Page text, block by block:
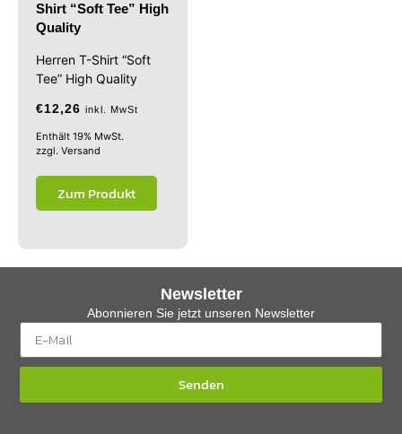
Shirt “Soft Tee” High
Quality
Herren T-Shirt “Soft
Tee” High Quality
€12,26 inkl. MwSt
Enthält 19% MwSt.
zzgl. Versand
Zum Produkt
Newsletter
Abonnieren Sie jetzt unseren Newsletter
Senden